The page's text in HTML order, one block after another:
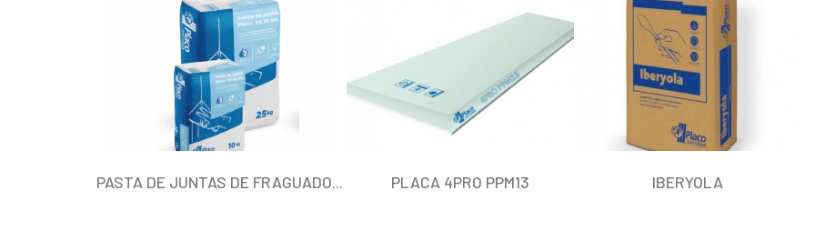
PASTA DE JUNTAS DE FRAGUADO... PLACA 4PRO PPM13 IBERYOLA